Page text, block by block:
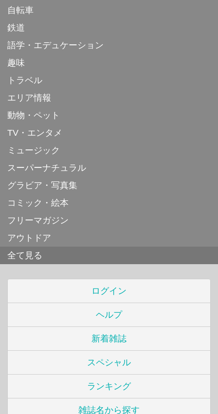
自転車
鉄道
語学・エデュケーション
趣味
トラベル
エリア情報
動物・ペット
TV・エンタメ
ミュージック
スーパーナチュラル
グラビア・写真集
コミック・絵本
フリーマガジン
アウトドア
全て見る
ログイン
ヘルプ
新着雑誌
スペシャル
ランキング
雑誌名から探す